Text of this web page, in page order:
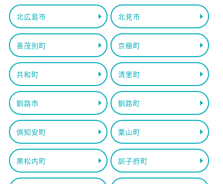
北広島市 北見市
喜茂別町 京極町
共和町 清里町
釧路市 釧路町
倶知安町 栗山町
黒松内町 訓子府町